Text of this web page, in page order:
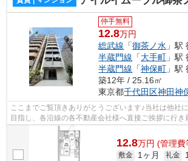
仲手無料
12.8万円
総武線 「御茶ノ水 」駅
半蔵門線 「大手町 」駅
半蔵門線 「神保町 」駅
築12年 / 25.16㎡
東京都千代田区神田神
ここまでご覧頂きありがとうございます♪当社は他社
目指し、各沿線の各不動産会社様へ直接ご挨拶に行き
様へ提供しております！最新の情報は...
12.8万円 (管理費
敷金 1ヶ月 礼金